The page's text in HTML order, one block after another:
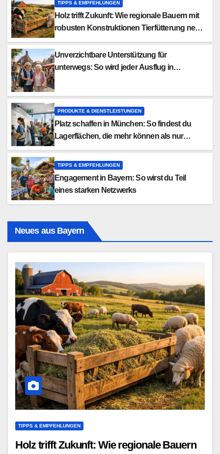
TIPPS & EMPFEHLUNGEN
Holz trifft Zukunft: Wie regionale Bauern mit
robusten Konstruktionen Tierfütterung neu
denken
Unverzichtbare Unterstützung für
unterwegs: So wird jeder Ausflug in
PRODUKTE & DIENSTLEISTUNGEN
Platz schaffen in München: So findest du
Lagerflächen, die mehr können als nur
Stauraum
TIPPS & EMPFEHLUNGEN
Engagement in Bayern: So wirst du Teil
eines starken Netzwerks
Neues aus Bayern
TIPPS & EMPFEHLUNGEN
Holz trifft Zukunft: Wie regionale Bauern